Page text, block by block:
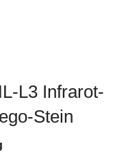
L3 Infrarot-
Stein